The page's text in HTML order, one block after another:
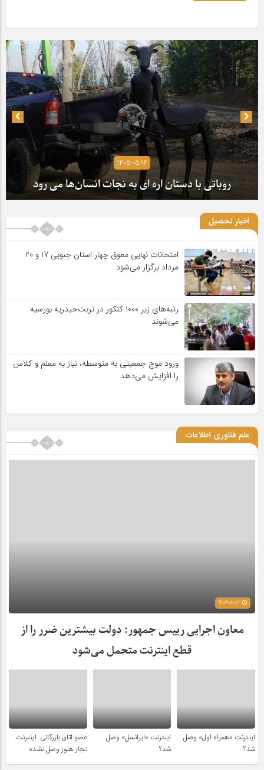
1405-05-14
روباتی با دستان اره ای به نجات انسان‌ها می رود
اخبار تحصیل
امتحانات نهایی معوق چهار استان جنوبی 17 و 20
مرداد برگزار می‌شود
رتبه‌های زیر ۱۰۰۰ کنکور در تربت‌حیدریه بورسیه
می‌شوند
ورود موج جمعیتی به متوسطه، نیاز به معلم و کلاس
را افزایش می‌دهد
علم فناوری اطلاعات
معاون اجرایی رییس جمهور: دولت بیشترین ضرر را از
قطع اینترنت متحمل می‌شود
اینترنت «همراه اول» وصل
شد؟
اینترنت «ایرانسل» وصل
شد؟
عضو اتاق بازرگانی: اینترنت
تجار هنوز وصل نشده